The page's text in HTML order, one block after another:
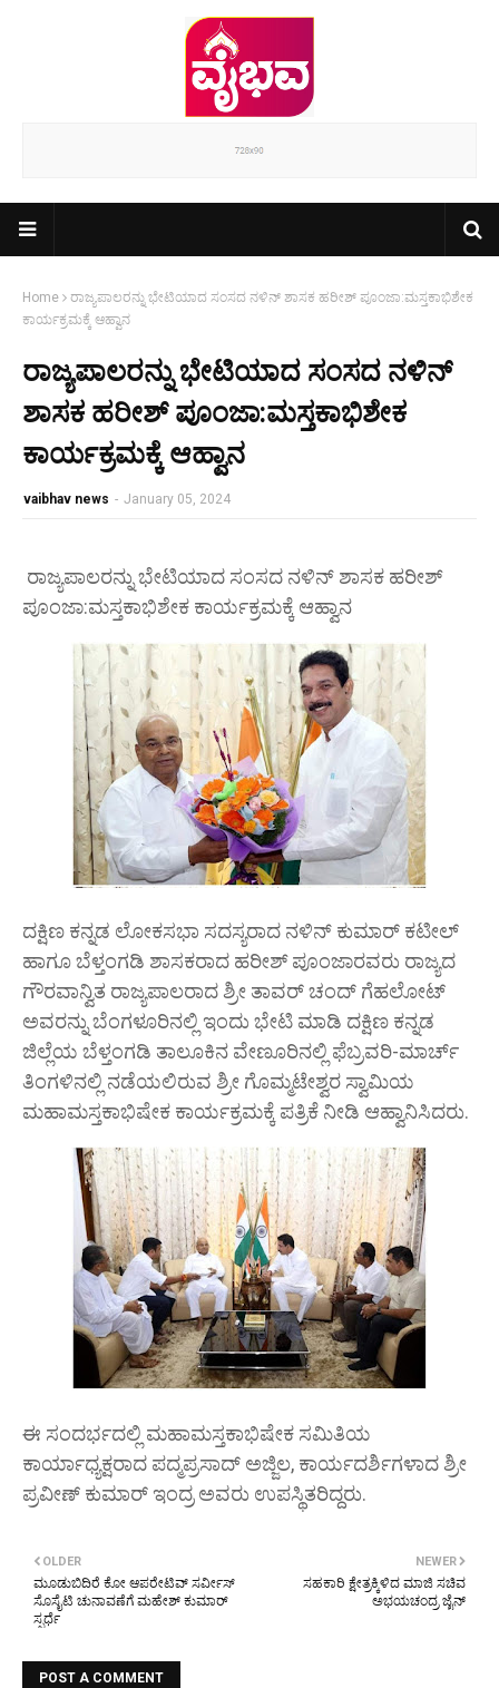
Home
ರಾಜ್ಯಪಾಲರನ್ನು ಭೇಟಿಯಾದ ಸಂಸದ ನಳಿನ್ ಶಾಸಕ ಹರೀಶ್ ಪೂಂಜಾ:ಮಸ್ತಕಾಭಿಶೇಕ
ಕಾರ್ಯಕ್ರಮಕ್ಕೆ ಆಹ್ವಾನ
ರಾಜ್ಯಪಾಲರನ್ನು ಭೇಟಿಯಾದ ಸಂಸದ ನಳಿನ್
ಶಾಸಕ ಹರೀಶ್ ಪೂಂಜಾ:ಮಸ್ತಕಾಭಿಶೇಕ
ಕಾರ್ಯಕ್ರಮಕ್ಕೆ ಆಹ್ವಾನ
vaibhav news - January 05, 2024
ರಾಜ್ಯಪಾಲರನ್ನು ಭೇಟಿಯಾದ ಸಂಸದ ನಳಿನ್ ಶಾಸಕ ಹರೀಶ್
ಪೂಂಜಾ:ಮಸ್ತಕಾಭಿಶೇಕ ಕಾರ್ಯಕ್ರಮಕ್ಕೆ ಆಹ್ವಾನ
ದಕ್ಷಿಣ ಕನ್ನಡ ಲೋಕಸಭಾ ಸದಸ್ಯರಾದ ನಳಿನ್ ಕುಮಾರ್ ಕಟೀಲ್
ಹಾಗೂ ಬೆಳ್ತಂಗಡಿ ಶಾಸಕರಾದ ಹರೀಶ್ ಪೂಂಜಾರವರು ರಾಜ್ಯದ
ಗೌರವಾನ್ವಿತ ರಾಜ್ಯಪಾಲರಾದ ಶ್ರೀ ತಾವರ್ ಚಂದ್ ಗೆಹಲೋಟ್
ಅವರನ್ನು ಬೆಂಗಳೂರಿನಲ್ಲಿ ಇಂದು ಭೇಟಿ ಮಾಡಿ ದಕ್ಷಿಣ ಕನ್ನಡ
ಜಿಲ್ಲೆಯ ಬೆಳ್ತಂಗಡಿ ತಾಲೂಕಿನ ವೇಣೂರಿನಲ್ಲಿ ಫೆಬ್ರವರಿ-ಮಾರ್ಚ್
ತಿಂಗಳಿನಲ್ಲಿ ನಡೆಯಲಿರುವ ಶ್ರೀ ಗೊಮ್ಮಟೇಶ್ವರ ಸ್ವಾಮಿಯ
ಮಹಾಮಸ್ತಕಾಭಿಷೇಕ ಕಾರ್ಯಕ್ರಮಕ್ಕೆ ಪತ್ರಿಕೆ ನೀಡಿ ಆಹ್ವಾನಿಸಿದರು.
ಈ ಸಂದರ್ಭದಲ್ಲಿ ಮಹಾಮಸ್ತಕಾಭಿಷೇಕ ಸಮಿತಿಯ
ಕಾರ್ಯಾಧ್ಯಕ್ಷರಾದ ಪದ್ಮಪ್ರಸಾದ್ ಅಜ್ಜಿಲ, ಕಾರ್ಯದರ್ಶಿಗಳಾದ ಶ್ರೀ
ಪ್ರವೀಣ್ ಕುಮಾರ್ ಇಂದ್ರ ಅವರು ಉಪಸ್ಥಿತರಿದ್ದರು.
NEWER
ಸಹಕಾರಿ ಕ್ಷೇತ್ರಕ್ಕಿಳಿದ ಮಾಜಿ ಸಚಿವ
ಅಭಯಚಂದ್ರ ಜೈನ್
OLDER
ಮೂಡುಬಿದಿರೆ ಕೋ ಆಪರೇಟಿವ್ ಸರ್ವೀಸ್
ಸೊಸೈಟಿ ಚುನಾವಣೆಗೆ ಮಹೇಶ್ ಕುಮಾರ್
ಸ್ಪರ್ಧೆ
POST A COMMENT